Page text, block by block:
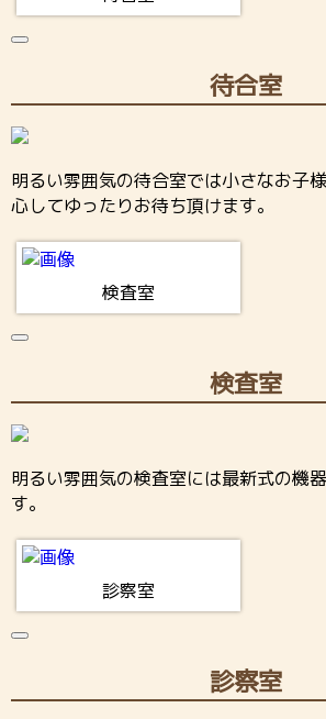
待合室
明るい雰囲気の待合室では小さなお子
心してゆったりお待ち頂けます。
検査室
検査室
明るい雰囲気の検査室には最新式の機
す。
診察室
診察室